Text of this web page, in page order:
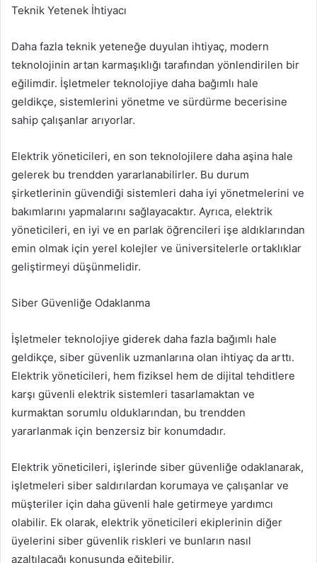
Teknik Yetenek İhtiyacı
Daha fazla teknik yeteneğe duyulan ihtiyaç, modern
teknolojinin artan karmaşıklığı tarafından yönlendirilen bir
eğilimdir. İşletmeler teknolojiye daha bağımlı hale
geldikçe, sistemlerini yönetme ve sürdürme becerisine
sahip çalışanlar arıyorlar.
Elektrik yöneticileri, en son teknolojilere daha aşina hale
gelerek bu trendden yararlanabilirler. Bu durum
şirketlerinin güvendiği sistemleri daha iyi yönetmelerini ve
bakımlarını yapmalarını sağlayacaktır. Ayrıca, elektrik
yöneticileri, en iyi ve en parlak öğrencileri işe aldıklarından
emin olmak için yerel kolejler ve üniversitelerle ortaklıklar
geliştirmeyi düşünmelidir.
Siber Güvenliğe Odaklanma
İşletmeler teknolojiye giderek daha fazla bağımlı hale
geldikçe, siber güvenlik uzmanlarına olan ihtiyaç da arttı.
Elektrik yöneticileri, hem fiziksel hem de dijital tehditlere
karşı güvenli elektrik sistemleri tasarlamaktan ve
kurmaktan sorumlu olduklarından, bu trendden
yararlanmak için benzersiz bir konumdadır.
Elektrik yöneticileri, işlerinde siber güvenliğe odaklanarak,
işletmeleri siber saldırılardan korumaya ve çalışanlar ve
müşteriler için daha güvenli hale getirmeye yardımcı
olabilir. Ek olarak, elektrik yöneticileri ekiplerinin diğer
üyelerini siber güvenlik riskleri ve bunların nasıl
azaltılacağı konusunda eğitebilir.